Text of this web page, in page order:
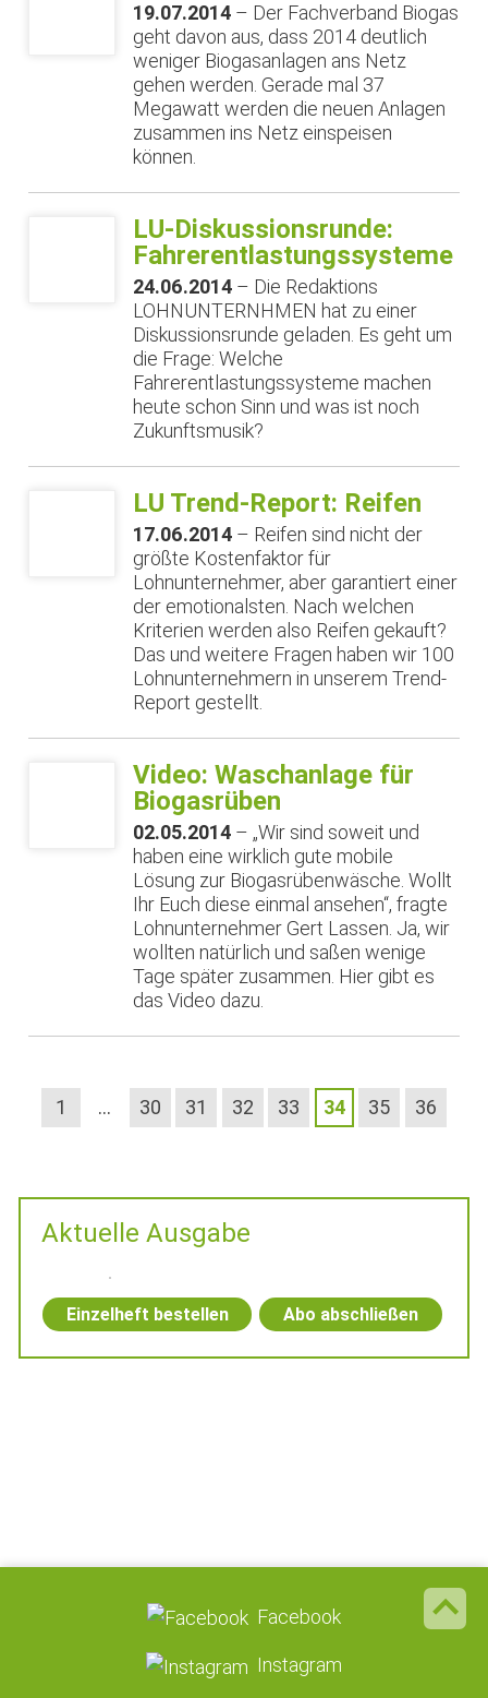
19.07.2014 – Der Fachverband Biogas
geht davon aus, dass 2014 deutlich
weniger Biogasanlagen ans Netz
gehen werden. Gerade mal 37
Megawatt werden die neuen Anlagen
zusammen ins Netz einspeisen
können.
LU-Diskussionsrunde:
Fahrerentlastungssysteme
24.06.2014 – Die Redaktions
LOHNUNTERNHMEN hat zu einer
Diskussionsrunde geladen. Es geht um
die Frage: Welche
Fahrerentlastungssysteme machen
heute schon Sinn und was ist noch
Zukunftsmusik?
LU Trend-Report: Reifen
17.06.2014 – Reifen sind nicht der
größte Kostenfaktor für
Lohnunternehmer, aber garantiert einer
der emotionalsten. Nach welchen
Kriterien werden also Reifen gekauft?
Das und weitere Fragen haben wir 100
Lohnunternehmern in unserem Trend-
Report gestellt.
Video: Waschanlage für
Biogasrüben
02.05.2014 – „Wir sind soweit und
haben eine wirklich gute mobile
Lösung zur Biogasrübenwäsche. Wollt
Ihr Euch diese einmal ansehen“, fragte
Lohnunternehmer Gert Lassen. Ja, wir
wollten natürlich und saßen wenige
Tage später zusammen. Hier gibt es
das Video dazu.
1 … 30 31 32 33 34 35 36
Aktuelle Ausgabe
Einzelheft bestellen Abo abschließen
Facebook
Instagram